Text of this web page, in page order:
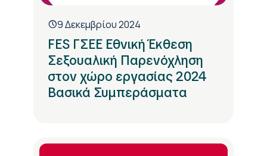
9 Δεκεμβρίου 2024
FES ΓΣΕΕ Εθνική Έκθεση
Σεξουαλική Παρενόχληση
στον χώρο εργασίας 2024
Βασικά Συμπεράσματα